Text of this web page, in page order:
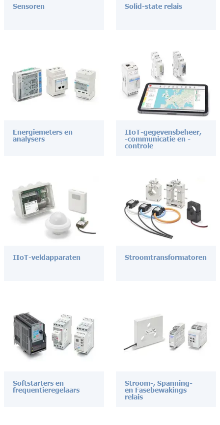
Sensoren Solid-state relais
Energiemeters en
analysers
IIoT-gegevensbeheer,
-communicatie en -
controle
IIoT-veldapparaten Stroomtransformatoren
Softstarters en
frequentieregelaars
Stroom-, Spanning-
en Fasebewakings
relais